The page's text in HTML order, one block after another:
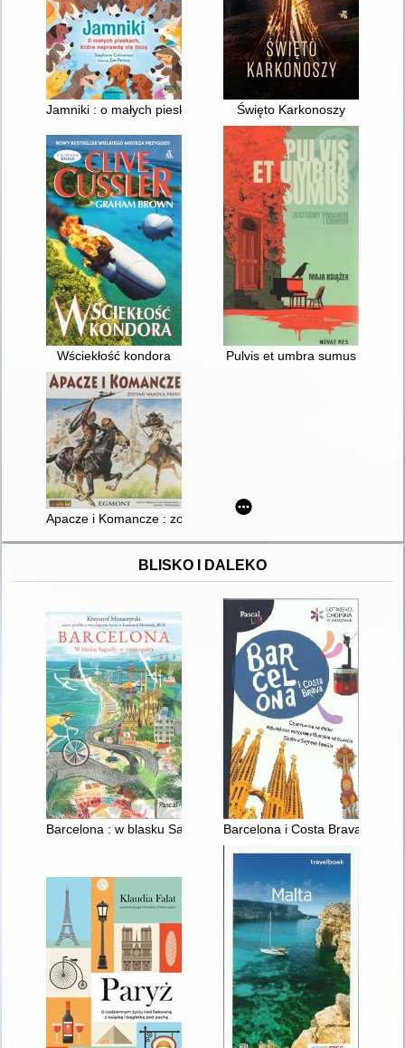
Jamniki : o małych pieskach, które się licząŚwięto Karkonoszy
Wściekłość kondora Pulvis et umbra sumus
Apacze i Komancze : zostań władcą prerii
BLISKO I DALEKO
Barcelona : w blasku Sagrady, w cieniu palm
Barcelona i Costa Brava